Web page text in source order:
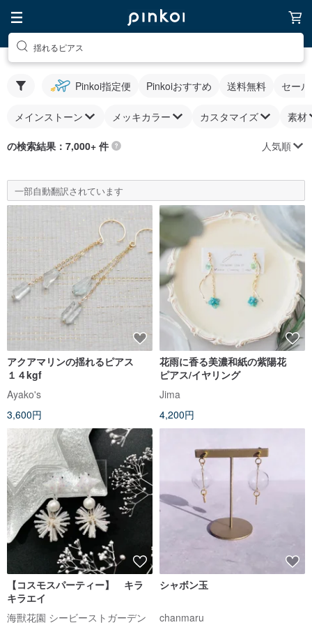
揺れるピアス
Pinkoi指定便 Pinkoiおすすめ 送料無料 セー
メインストーン メッキカラー カスタマイズ 素材
の検索結果：7,000+ 件 人気順
一部自動翻訳されています
アクアマリンの揺れるピアス
１４kgf
Ayako's
3,600円
花雨に香る美濃和紙の紫陽花
ピアス/イヤリング
Jima
4,200円
【コスモスパーティー】 キラ
キラエイ
海獸花園 シービーストガーデン
シャボン玉
chanmaru